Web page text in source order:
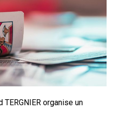
organise un